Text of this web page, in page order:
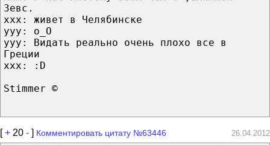
Зевс.
xxx: живет в Челябинске
yyy: о_О
yyy: Видать реально очень плохо все в
Греции
xxx: :D
Stimmer ©
[+ 20 - ] Комментировать цитату №63446 26.04.2012